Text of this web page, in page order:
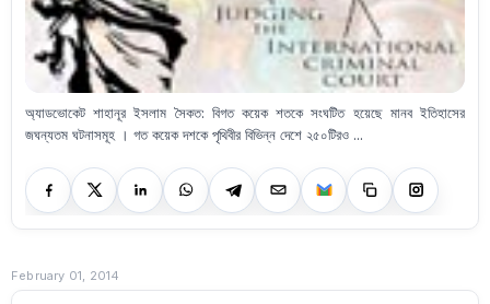
অ্যাডভোকেট শাহানূর ইসলাম সৈকত: বিগত কয়েক শতকে সংঘটিত হয়েছে মানব ইতিহাসের
জঘন্যতম ঘটনাসমূহ । গত কয়েক দশকে পৃথিবীর বিভিন্ন দেশে ২৫০টিরও ...
February 01, 2014